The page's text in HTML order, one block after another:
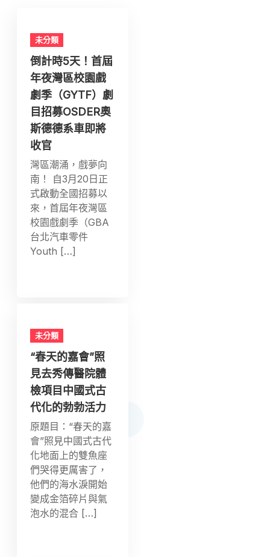
未分類
倒計時5天！首屆
年夜灣區校園戲
劇季（GYTF）劇
目招募OSDER奧
斯德德系車即將
收官
灣區潮涌，戲夢向
南！ 自3月20日正
式啟動全國招募以
來，首屆年夜灣區
校園戲劇季（GBA
台北汽車零件
Youth […]
未分類
“春天的嘉會”照
見去秀傳醫院體
檢項目中國式古
代化的勃勃活力
原題目：“春天的嘉
會”照見中國式古代
化地面上的雙魚座
們哭得更厲害了，
他們的海水淚開始
變成金箔碎片與氣
泡水的混合 […]